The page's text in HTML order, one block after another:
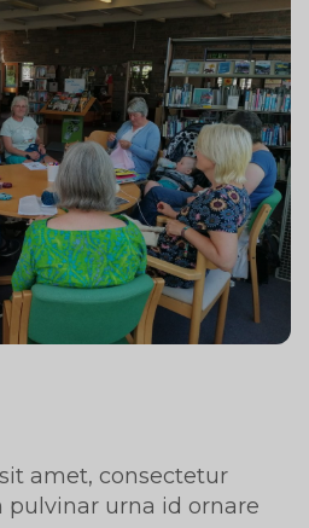
amet, consectetur
urna id ornare